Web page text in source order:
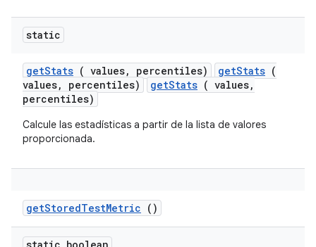
static
getStats ( values, percentiles) getStats (
values, percentiles)
getStats ( values,
percentiles)
Calcule las estadísticas a partir de la lista de valores
proporcionada.
getStoredTestMetric ()